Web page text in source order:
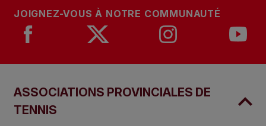
JOIGNEZ-VOUS À NOTRE COMMUNAUTÉ
ASSOCIATIONS PROVINCIALES DE
TENNIS